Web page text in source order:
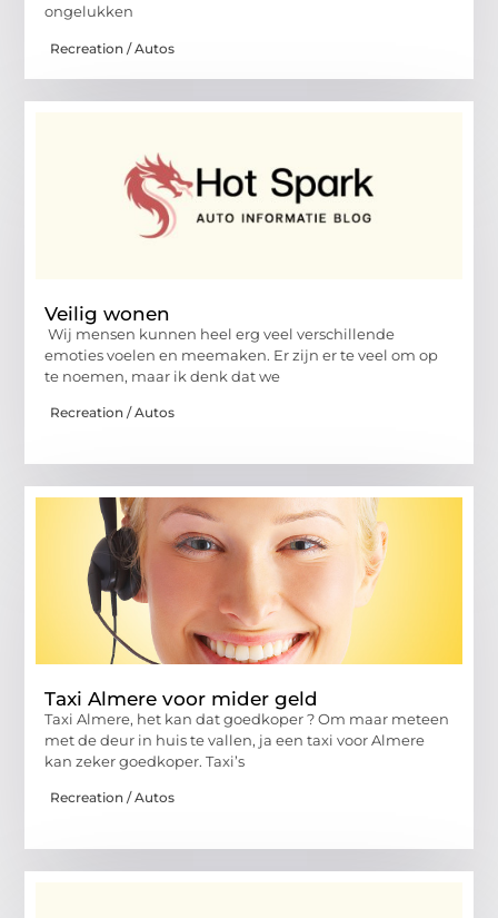
ongelukken
Recreation / Autos
Veilig wonen
Wij mensen kunnen heel erg veel verschillende
emoties voelen en meemaken. Er zijn er te veel om op
te noemen, maar ik denk dat we
Recreation / Autos
Taxi Almere voor mider geld
Taxi Almere, het kan dat goedkoper ? Om maar meteen
met de deur in huis te vallen, ja een taxi voor Almere
kan zeker goedkoper. Taxi’s
Recreation / Autos